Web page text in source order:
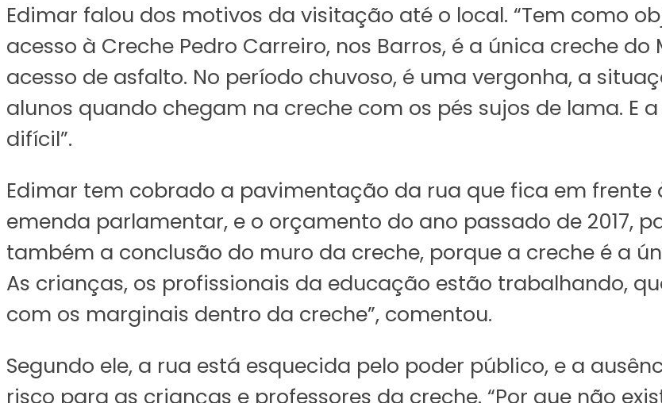
Edimar falou dos motivos da visitação até o local. “Tem como
acesso à Creche Pedro Carreiro, nos Barros, é a única creche
acesso de asfalto. No período chuvoso, é uma vergonha, a
alunos quando chegam na creche com os pés sujos de lama. E
difícil”.
Edimar tem cobrado a pavimentação da rua que fica em frente
emenda parlamentar, e o orçamento do ano passado de 2017,
também a conclusão do muro da creche, porque a creche é a
As crianças, os profissionais da educação estão trabalhando,
com os marginais dentro da creche”, comentou.
Segundo ele, a rua está esquecida pelo poder público, e a
risco para as crianças e professores da creche. “Por que não